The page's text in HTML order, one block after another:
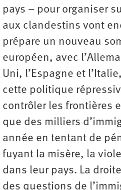
pays – pour organiser
aux clandestins vont
prépare un nouveau
européen, avec
Uni, l’Espagne et
cette politique
contrôler les frontières
que des milliers
année en tentant de
fuyant la misère, la
dans leur pays. La
des questions de